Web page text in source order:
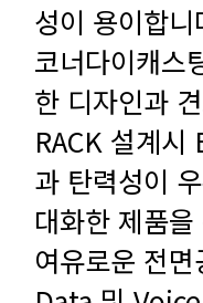
성이 용이합니
한 디자인과
대화한 제품
여유로운 전